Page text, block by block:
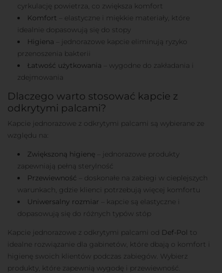
cyrkulację powietrza, co zwiększa komfort
Komfort – elastyczne i miękkie materiały, które
idealnie dopasowują się do stopy
Higiena – jednorazowe kapcie eliminują ryzyko
przenoszenia bakterii
Łatwość użytkowania – wygodne do zakładania i
zdejmowania
Dlaczego warto stosować kapcie z
odkrytymi palcami?
Kapcie jednorazowe z odkrytymi palcami są wybierane ze
względu na:
Zwiększoną higienę – jednorazowe produkty
zapewniają pełną sterylność
Przewiewność – doskonałe na zabiegi w cieplejszych
warunkach, gdzie klienci potrzebują więcej komfortu
Uniwersalny rozmiar – kapcie są elastyczne i
dopasowują się do różnych typów stóp
Kapcie jednorazowe z odkrytymi palcami od Def-Pol to
idealne rozwiązanie dla gabinetów, które dbają o komfort i
higienę swoich klientów podczas zabiegów. Wybierz
produkty, które zapewnią wygodę i przewiewność.